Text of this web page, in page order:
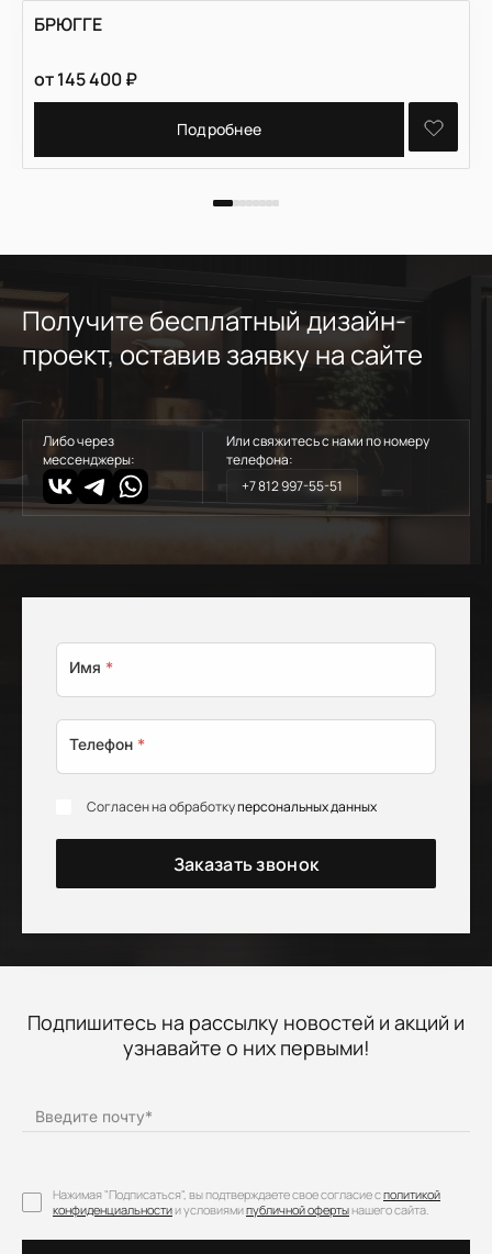
БРЮГГЕ
от145 400₽
Подробнее
Получите бесплатный дизайн-
проект, оставив заявку на сайте
Или свяжитесь с нами по номеру
телефона:
+7 812 997-55-51
Либо через
мессенджеры:
Имя *
Телефон *
Согласен на обработкуперсональных данных
Заказать звонок
Подпишитесь на рассылку новостей и акций и
узнавайте о них первыми!
Введите почту*
Нажимая "Подписаться", вы подтверждаете свое согласие сполитикой
конфиденциальностии условиямипубличной офертынашего сайта.